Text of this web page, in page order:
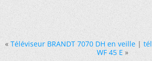
« Téléviseur BRANDT 7070 DH en veille|
WF 45 E »